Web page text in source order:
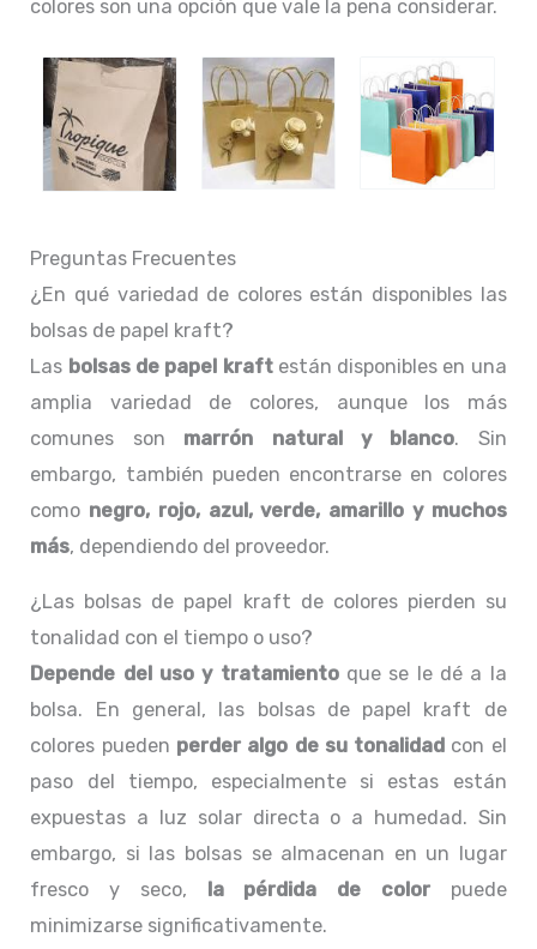
colores son una opción que vale la pena considerar.
Preguntas Frecuentes
¿En qué variedad de colores están disponibles las
bolsas de papel kraft?
Las bolsas de papel kraftestán disponibles en una
amplia variedad de colores, aunque los más
comunes son marrón natural y blanco. Sin
embargo, también pueden encontrarse en colores
como negro, rojo, azul, verde, amarillo y muchos
más, dependiendo del proveedor.
¿Las bolsas de papel kraft de colores pierden su
tonalidad con el tiempo o uso?
Depende del uso y tratamientoque se le dé a la
bolsa. En general, las bolsas de papel kraft de
colores pueden perder algo de su tonalidad con el
paso del tiempo, especialmente si estas están
expuestas a luz solar directa o a humedad. Sin
embargo, si las bolsas se almacenan en un lugar
fresco y seco,
la pérdida de colorpuede
minimizarse significativamente.